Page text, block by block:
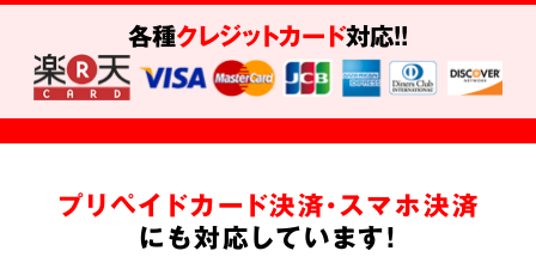
各種クレジットカード対応!!
プリペイドカード決済・スマホ決済
にも対応しています!